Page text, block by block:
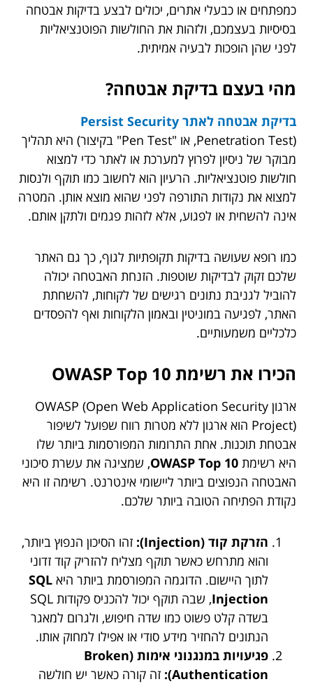
כמפתחים או כבעלי אתרים, יכולים לבצע בדיקות אבטחה
בסיסיות בעצמכם, ולזהות את החולשות הפוטנציאליות
לפני שהן הופכות לבעיה אמיתית.
מהי בעצם בדיקת אבטחה?
בדיקת אבטחה לאתר Persist Security
(Penetration Test, או "Pen Test" בקיצור) היא תהליך
מבוקר של ניסיון לפרוץ למערכת או לאתר כדי למצוא
חולשות פוטנציאליות. הרעיון הוא לחשוב כמו תוקף ולנסות
למצוא את נקודות התורפה לפני שהוא מוצא אותן. המטרה
אינה להשחית או לפגוע, אלא לזהות פגמים ולתקן אותם.
כמו רופא שעושה בדיקות תקופתיות לגוף, כך גם האתר
שלכם זקוק לבדיקות שוטפות. הזנחת האבטחה יכולה
להוביל לגניבת נתונים רגישים של לקוחות, להשחתת
האתר, לפגיעה במוניטין ובאמון הלקוחות ואף להפסדים
כלכליים משמעותיים.
הכירו את רשימת OWASP Top 10
ארגון OWASP (Open Web Application Security
Project) הוא ארגון ללא מטרות רווח שפועל לשיפור
אבטחת תוכנות. אחת התרומות המפורסמות ביותר שלו
היא רשימת OWASP Top 10, שמציגה את עשרת סיכוני
האבטחה הנפוצים ביותר ליישומי אינטרנט. רשימה זו היא
נקודת הפתיחה הטובה ביותר שלכם.
הזרקת קוד (Injection):
זהו הסיכון הנפוץ ביותר,
והוא מתרחש כאשר תוקף מצליח להזריק קוד זדוני
לתוך היישום. הדוגמה המפורסמת ביותר היא SQL
Injection
, שבה תוקף יכול להכניס פקודות SQL
בשדה קלט פשוט כמו שדה חיפוש, ולגרום למאגר
הנתונים להחזיר מידע סודי או אפילו למחוק אותו.
פגיעויות במנגנוני אימות (Broken
Authentication):
זה קורה כאשר יש חולשה